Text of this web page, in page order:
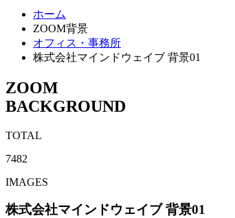
ホーム
ZOOM背景
オフィス・事務所
株式会社マインドウェイブ 背景01
ZOOM
BACKGROUND
TOTAL
7482
IMAGES
株式会社マインドウェイブ 背景01